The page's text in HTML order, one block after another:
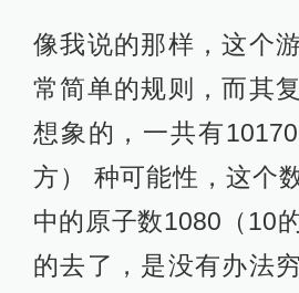
像我说的那样，这个
常简单的规则，而其
想象的，一共有
方） 种可能性，这个
中的原子数1080（10
的去了，是没有办法